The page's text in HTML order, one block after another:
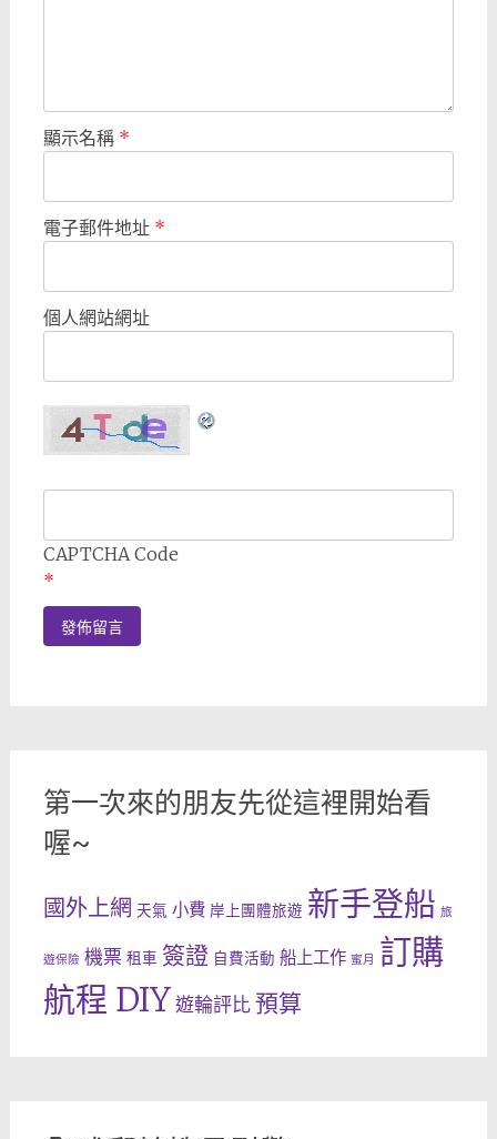
顯示名稱 *
電子郵件地址 *
個人網站網址
CAPTCHA Code
*
第一次來的朋友先從這裡開始看
喔~
國外上網 天氣 小費 岸上團體旅遊 新手登船 旅
遊保險 機票 租車 簽證 自費活動 船上工作 蜜月
訂購
航程 DIY遊輪評比預算